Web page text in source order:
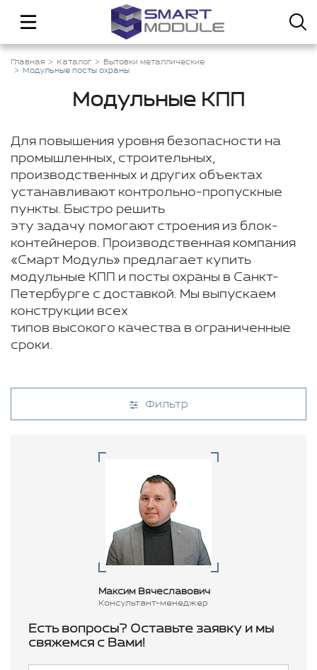
Главная Каталог
Бытовки металлические
Модульные посты охраны
Модульные КПП
Для повышения уровня безопасности на
промышленных, строительных,
производственных и других объектах
устанавливают контрольно-пропускные
пункты. Быстро решить
эту задачу помогают строения из блок-
контейнеров. Производственная компания
«Смарт Модуль» предлагает купить
модульные КПП и посты охраны в Санкт-
Петербурге с доставкой. Мы выпускаем
конструкции всех
типов высокого качества в ограниченные
сроки.
Фильтр
Максим Вячеславович
Консультант-менеджер
Есть вопросы? Оставьте заявку и мы
свяжемся с Вами!